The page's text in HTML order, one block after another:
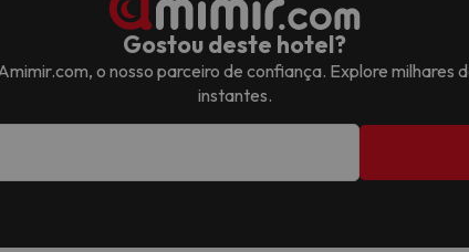
Gostou deste hotel?
o nosso parceiro de confiança. Explore milhares
instantes.